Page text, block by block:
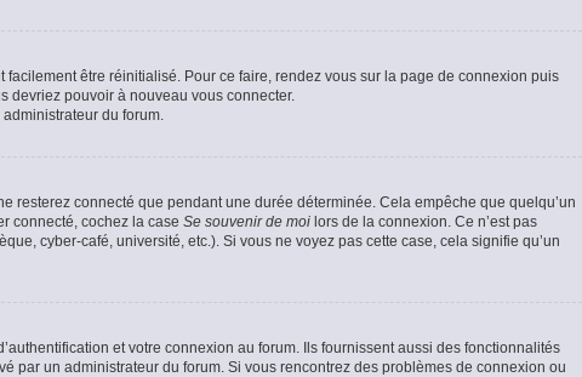
être réinitialisé. Pour ce faire, rendez vous sur la page de connexion puis
devriez pouvoir à nouveau vous connecter.
du forum.
resterez connecté que pendant une durée déterminée. Cela empêche que quelqu’un
connecté, cochez la case Se souvenir de moi lors de la connexion. Ce n’est pas
cyber-café, université, etc.). Si vous ne voyez pas cette case, cela signifie qu’un
et votre connexion au forum. Ils fournissent aussi des fonctionnalités
par un administrateur du forum. Si vous rencontrez des problèmes de connexion ou